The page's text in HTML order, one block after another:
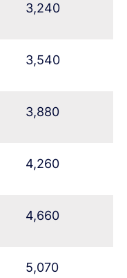
3,240
3,540
3,880
4,260
4,660
5,070